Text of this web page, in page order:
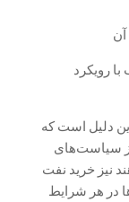
رویکرد
دلیل است که
سیاست‌های
نیز خرید نفت
در هر شرایط